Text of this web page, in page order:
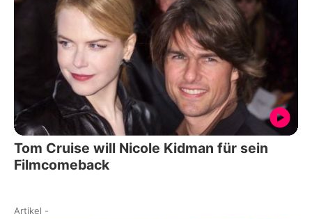
Tom Cruise will Nicole Kidman für sein
Filmcomeback
Artikel -